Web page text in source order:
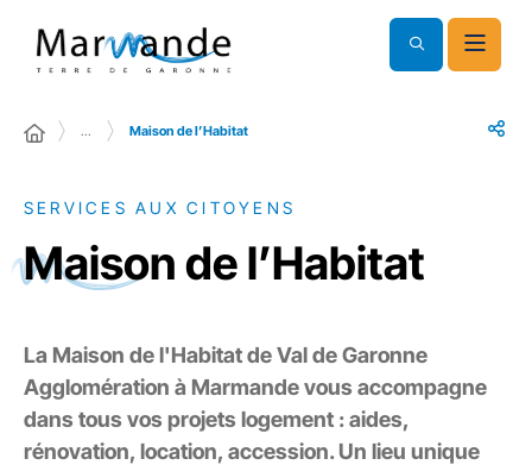
… Maison de l’Habitat
SERVICES AUX CITOYENS
Maison de l’Habitat
La Maison de l'Habitat de Val de Garonne
Agglomération à Marmande vous accompagne
dans tous vos projets logement : aides,
rénovation, location, accession. Un lieu unique